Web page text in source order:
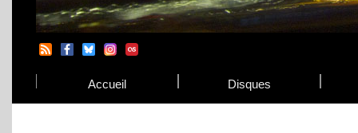
Accueil Disques